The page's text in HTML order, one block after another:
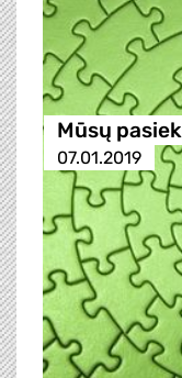
Mūsų
07.01.2019